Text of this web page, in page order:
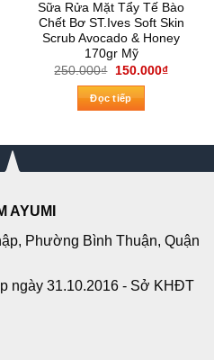
Sữa Rửa Mặt Tẩy Tế Bào
Chết Bơ ST.Ives Soft Skin
Scrub Avocado & Honey
170gr Mỹ
250.000₫
Giá
là:
250.000₫.
150.000₫Giá
Đọc tiếp
AYUMI
Phường Bình Thuận, Quận
ngày 31.10.2016 - Sở KHĐT